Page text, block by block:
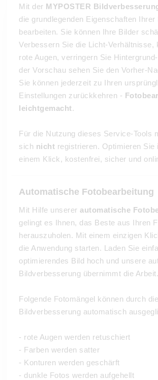
Mit der MYPOSTER
die grundlegenden Eigenschaften Ihrer
bearbeiten. Sie können Ihre Bilder
Verbessern Sie die Licht-Verhältnisse,
rote Augen, verringern Sie
der Vorschau sehen Sie den Vorher-
Sie können jederzeit zu Ihren
Einstellungen zurückkehren -
leichtgemacht.
Für die Nutzung dieses Service-Tools
sich nicht registrieren. Optimieren Sie
einem Klick, kostenfrei, sicher und
Automatische Fotobearbeitung
Mit Hilfe unserer automatische
gelingt es Ihnen, das Beste aus Ihren
herauszuholen. Mit einem einzigen
die Anwendung starten. Laden Sie
optimierendes Bild hoch und unsere
Bildverbesserung übernimmt die Arbeit.
Folgende Fotomängel können durch
Bildverbesserung automatisch
- rote Augen werden retuschiert
- Farben werden satter
- Konturen werden geschärft
- dunkle Fotos werden aufgehellt